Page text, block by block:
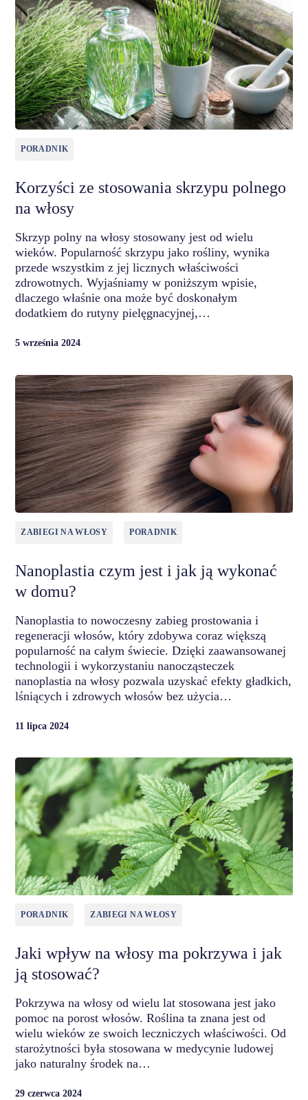
PORADNIK
Korzyści ze stosowania skrzypu polnego
na włosy
Skrzyp polny na włosy stosowany jest od wielu
wieków. Popularność skrzypu jako rośliny, wynika
przede wszystkim z jej licznych właściwości
zdrowotnych. Wyjaśniamy w poniższym wpisie,
dlaczego właśnie ona może być doskonałym
dodatkiem do rutyny pielęgnacyjnej,…
5 września 2024
ZABIEGI NA WŁOSY PORADNIK
Nanoplastia czym jest i jak ją wykonać
w domu?
Nanoplastia to nowoczesny zabieg prostowania i
regeneracji włosów, który zdobywa coraz większą
popularność na całym świecie. Dzięki zaawansowanej
technologii i wykorzystaniu nanocząsteczek
nanoplastia na włosy pozwala uzyskać efekty gładkich,
lśniących i zdrowych włosów bez użycia…
11 lipca 2024
PORADNIK ZABIEGI NA WŁOSY
Jaki wpływ na włosy ma pokrzywa i jak
ją stosować?
Pokrzywa na włosy od wielu lat stosowana jest jako
pomoc na porost włosów. Roślina ta znana jest od
wielu wieków ze swoich leczniczych właściwości. Od
starożytności była stosowana w medycynie ludowej
jako naturalny środek na…
29 czerwca 2024